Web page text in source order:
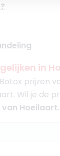
in
prijzen
Wil je de
van Hoeilaart.